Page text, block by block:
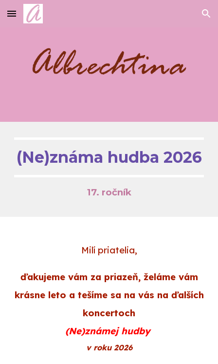
Skip to main content Skip to navigation
(Ne)známa hudba 2026
17. ročník
Milí priatelia,
ďakujeme vám za priazeň, želáme vám
krásne leto a tešíme sa na vás na ďalších
koncertoch
(Ne)známej hudby
v roku 2026